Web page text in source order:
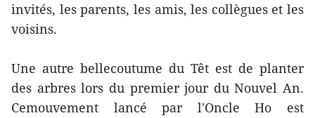
invités, les parents, les amis, les collègues et les
voisins.
Une autre bellecoutume du Têt est de planter
des arbres lors du premier jour du Nouvel An.
Cemouvement lancé par l'Oncle Ho est